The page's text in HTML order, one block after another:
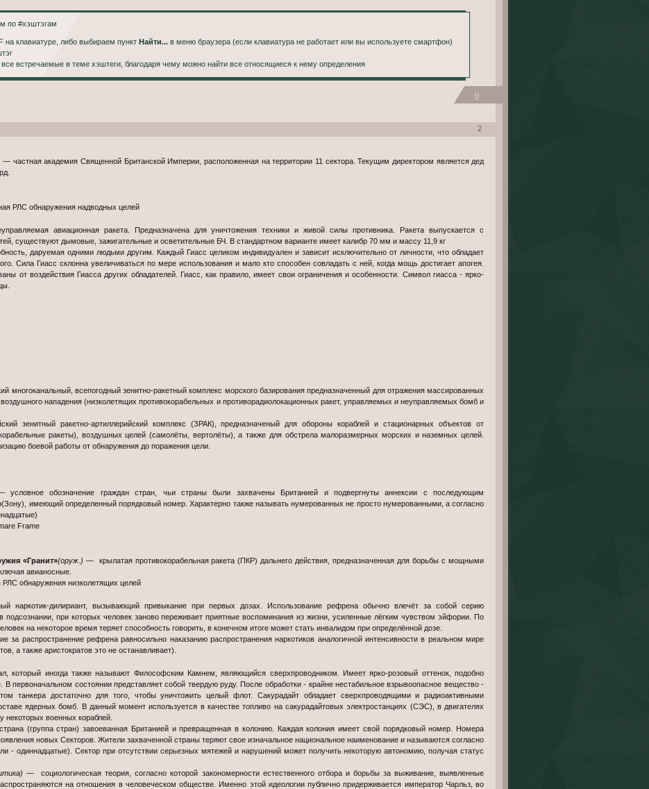
по #хэштэгам
клавиатуре, либо выбираем пункт Найти...в меню браузера (если клавиатура не работает или вы используете смартфон)
встречаемые в теме хэштеги, благодаря чему можно найти все относящиеся к нему определения
0
2
— частная академия Священной Британской Империи, расположенная на территории 11 сектора. Текущим директором является дед
РЛС обнаружения надводных целей
авиационная ракета. Предназначена для уничтожения техники и живой силы противника. Ракета выпускается с
существуют дымовые, зажигательные и осветительные БЧ. В стандартном варианте имеет калибр 70 мм и массу 11,9 кг
даруемая одними людьми другим. Каждый Гиасс целиком индивидуален и зависит исключительно от личности, что обладает
Сила Гиасс склонна увеличиваться по мере использования и мало кто способен совладать с ней, когда мощь достигает апогея.
от воздействия Гиасса других обладателей. Гиасс, как правило, имеет свои ограничения и особенности. Символ гиасса - ярко-
многоканальный, всепогодный зенитно-ракетный комплекс морского базирования предназначенный для отражения массированных
нападения (низколетящих противокорабельных и противорадиолокационных ракет, управляемых и неуправляемых бомб и
зенитный ракетно-артиллерийский комплекс (ЗРАК), предназначеный для обороны кораблей и стационарных объектов от
ракеты), воздушных целей (самолёты, вертолёты), а также для обстрела малоразмерных морских и наземных целей.
боевой работы от обнаружения до поражения цели.
условное обозначение граждан стран, чьи страны были захвачены Британией и подвергнуты аннексии с последующим
имеющий определенный порядковый номер. Характерно также называть нумерованных не просто нумерованными, а согласно
Frame
«Гранит»(оруж.) — крылатая противокорабельная ракета (ПКР) дальнего действия, предназначенная для борьбы с мощными
авианосные.
обнаружения низколетящих целей
наркотик-дилириант, вызывающий привыкание при первых дозах. Использование рефрена обычно влечёт за собой серию
подсознании, при которых человек заново переживает приятные воспоминания из жизни, усиленные лёгким чувством эйфории. По
на некоторое время теряет способность говорить, в конечном итоге может стать инвалидом при определённой дозе.
за распространение рефрена равносильно наказанию распространения наркотиков аналогичной интенсивности в реальном мире
а также аристократов это не останавливает).
который иногда также называют Философским Камнем, являющийся сверхпроводником. Имеет ярко-розовый оттенок, подобно
В первоначальном состоянии представляет собой твердую руду. После обработки - крайне нестабильное взрывоопасное вещество -
танкера достаточно для того, чтобы уничтожить целый флот. Сакурадайт обладает сверхпроводящими и радиоактивными
ядерных бомб. В данный момент используется в качестве топливо на сакурадайтовых электростанциях (СЭС), в двигателях
некоторых военных кораблей.
(группа стран) завоеванная Британией и превращенная в колонию. Каждая колония имеет свой порядковый номер. Номера
новых Секторов. Жители захваченной страны теряют свое изначальное национальное наименование и называются согласно
- одиннадцатые). Сектор при отсутствии серьезных мятежей и нарушений может получить некоторую автономию, получая статус
— социологическая теория, согласно которой закономерности естественного отбора и борьбы за выживание, выявленные
на отношения в человеческом обществе. Именно этой идеологии публично придерживается император Чарльз, во